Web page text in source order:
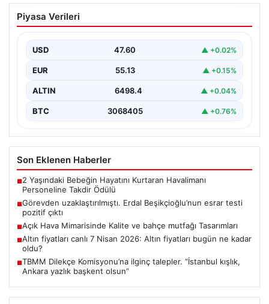
Görevden uzaklaştırılmıştı. Erdal
Beşikçioğlu’nun esrar testi pozitif çıktı
ve Yolsuzluk Operasyonu Detayları","content":
"Türkiye'nin önemli belediyelerinden…
Piyasa Verileri
USD 47.60 ▲ +0.02%
EUR 55.13 ▲ +0.15%
ALTIN 6498.4 ▲ +0.04%
BTC 3068405 ▲ +0.76%
Son Eklenen Haberler
■2 Yaşındaki Bebeğin Hayatını Kurtaran Havalimanı
Personeline Takdir Ödülü
■Görevden uzaklaştırılmıştı. Erdal Beşikçioğlu’nun esrar testi
pozitif çıktı
■Açık Hava Mimarisinde Kalite ve bahçe mutfağı Tasarımları
■Altın fiyatları canlı 7 Nisan 2026: Altın fiyatları bugün ne kadar
oldu?
■TBMM Dilekçe Komisyonu’na ilginç talepler. “İstanbul kışlık,
Ankara yazlık başkent olsun”